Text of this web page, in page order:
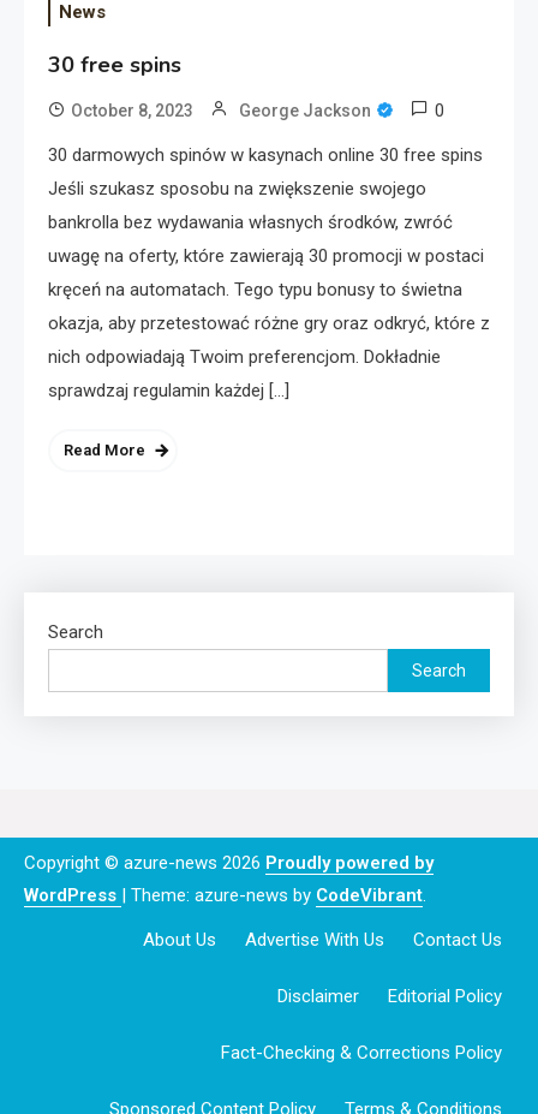
News
30 free spins
October 8, 2023 George Jackson 0
30 darmowych spinów w kasynach online 30 free spins
Jeśli szukasz sposobu na zwiększenie swojego
bankrolla bez wydawania własnych środków, zwróć
uwagę na oferty, które zawierają 30 promocji w postaci
kręceń na automatach. Tego typu bonusy to świetna
okazja, aby przetestować różne gry oraz odkryć, które z
nich odpowiadają Twoim preferencjom. Dokładnie
sprawdzaj regulamin każdej […]
Read More
Search
Search
Copyright © azure-news 2026 Proudly powered by
WordPress | Theme: azure-news by CodeVibrant.
About Us Advertise With Us Contact Us
Disclaimer Editorial Policy
Fact-Checking & Corrections Policy
Sponsored Content Policy Terms & Conditions